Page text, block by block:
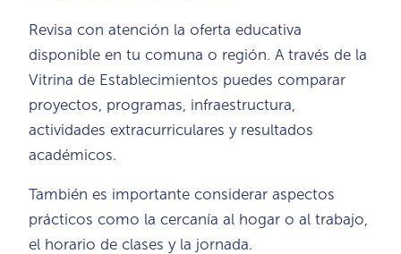
Revisa con atención la oferta educativa
disponible en tu comuna o región. A través de la
Vitrina de Establecimientos puedes comparar
proyectos, programas, infraestructura,
actividades extracurriculares y resultados
académicos.
También es importante considerar aspectos
prácticos como la cercanía al hogar o al trabajo,
el horario de clases y la jornada.